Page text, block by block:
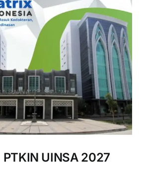
PTKIN UINSA 2027